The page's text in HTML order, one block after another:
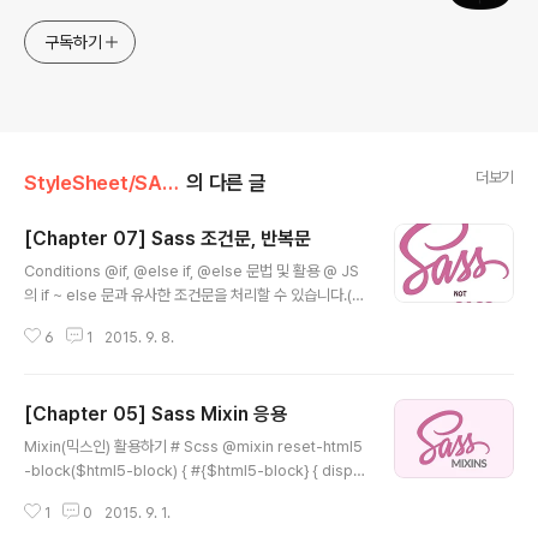
구독하기
StyleSheet/SASSㆍSCSS 의 다른 글 더보기
[Chapter 07] Sass 조건문, 반복문
Conditions @if, @else if, @else 문법 및 활용 @ JS
의 if ~ else 문과 유사한 조건문을 처리할 수 있습니다.(J
ue: null; #condition { @if $value == false { color:
ed: #e44351; $custom-green: #3ce1cd; $custo
m-blue: #4524dd; $custom-dark: #161515; // 배
경 컬러 설정 변수 $bg-color: $custom-red; #dem
6 1 2015. 9. 8.
[Chapter 05] Sass Mixin 응용
Mixin(믹스인) 활용하기 # Scss @mixin reset-html5
-block($html5-block) { #{$html5-block} { displa
('h1, p, div'); h1, p, div { display: block; } # Scss @
1 0 2015. 9. 1.